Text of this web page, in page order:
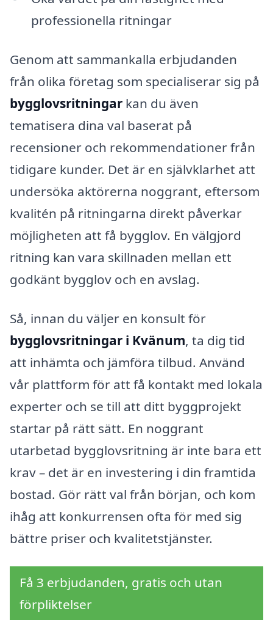
professionella ritningar
Genom att sammankalla erbjudanden
från olika företag som specialiserar sig på
bygglovsritningar kan du även
tematisera dina val baserat på
recensioner och rekommendationer från
tidigare kunder. Det är en självklarhet att
undersöka aktörerna noggrant, eftersom
kvalitén på ritningarna direkt påverkar
möjligheten att få bygglov. En välgjord
ritning kan vara skillnaden mellan ett
godkänt bygglov och en avslag.
Så, innan du väljer en konsult för
bygglovsritningar i Kvänum, ta dig tid
att inhämta och jämföra tilbud. Använd
vår plattform för att få kontakt med lokala
experter och se till att ditt byggprojekt
startar på rätt sätt. En noggrant
utarbetad bygglovsritning är inte bara ett
krav – det är en investering i din framtida
bostad. Gör rätt val från början, och kom
ihåg att konkurrensen ofta för med sig
bättre priser och kvalitetstjänster.
Få 3 erbjudanden, gratis och utan
förpliktelser